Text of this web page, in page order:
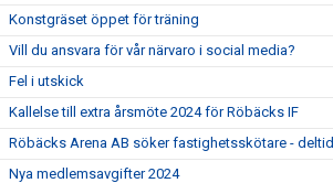
Konstgräset öppet för träning
Vill du ansvara för vår närvaro i social media?
Fel i utskick
Kallelse till extra årsmöte 2024 för Röbäcks IF
Röbäcks Arena AB söker fastighetsskötare - deltid
Nya medlemsavgifter 2024